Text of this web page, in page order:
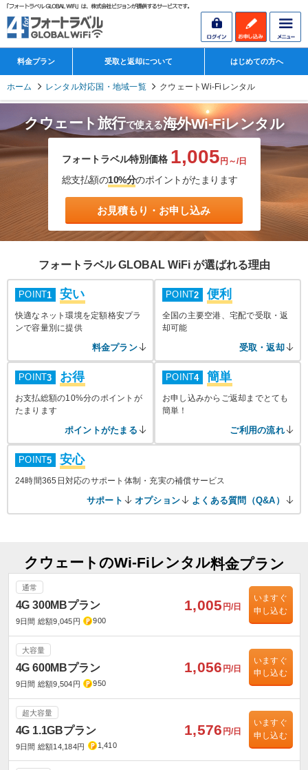
料金プラン 受取と返却について はじめての方へ
ホーム レンタル対応国・地域一覧 クウェートWi-Fiレンタル
クウェート旅行で使える海外Wi-Fiレンタル
フォートラベル特別価格 1,005円～/日
総支払額の10%分のポイントがたまります
お見積もり・お申し込み
フォートラベル GLOBAL WiFi が選ばれる理由
POINT1 安い
快適なネット環境を定額格安プラ
ンで容量別に提供
料金プラン
POINT2 便利
全国の主要空港、宅配で受取・返
却可能
受取・返却
POINT3 お得
お支払総額の10%分のポイントが
たまります
ポイントがたまる
POINT4 簡単
お申し込みからご返却までとても
簡単！
ご利用の流れ
POINT5 安心
24時間365日対応のサポート体制・充実の補償サービス
サポート オプション よくある質問（Q&A）
クウェートのWi-Fiレンタル料金プラン
通常
4G 300MBプラン
9日間 総額9,045円 900
1,005 円/日
いますぐ
申し込む
大容量
4G 600MBプラン
9日間 総額9,504円 950
1,056 円/日
いますぐ
申し込む
超大容量
4G 1.1GBプラン
9日間 総額14,184円 1,410
1,576 円/日
いますぐ
申し込む